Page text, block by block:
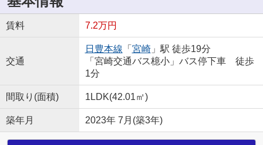
賃料 7.2万円
交通
日豊本線 「 宮崎」駅 徒歩19分
「宮崎交通バス檍小」バス停下車 徒歩
1分
間取り(面積) 1LDK(42.01㎡)
築年月 2023年 7月(築3年)